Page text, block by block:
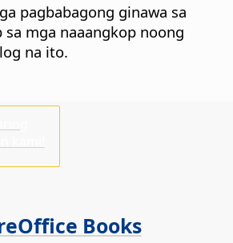
pagbabagong ginawa sa
sa mga naaangkop noong
na ito.
Books